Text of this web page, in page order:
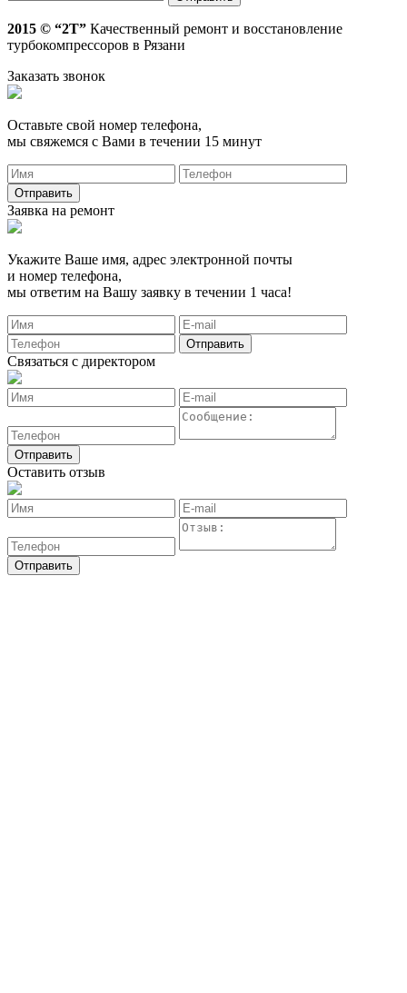
2015 © “2T” Качественный ремонт и восстановление
турбокомпрессоров в Рязани
Заказать звонок
Оставьте свой номер телефона,
мы свяжемся с Вами в течении 15 минут
Заявка на ремонт
Укажите Ваше имя, адрес электронной почты
и номер телефона,
мы ответим на Вашу заявку в течении 1 часа!
Связаться с директором
Оставить отзыв